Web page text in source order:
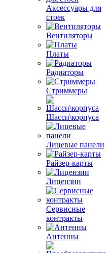
Аксессуары для
стоек
Вентиляторы
Платы
Радиаторы
Стриммеры
Шасси\корпуса
Лицевые панели
Райзер-карты
Лицензии
Сервисные
контракты
Антенны